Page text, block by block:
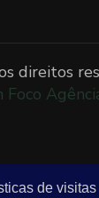
de
direitos
Foco